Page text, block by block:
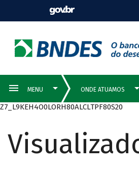
Z7_L9KEH4O0LORH80ALCLTPF80S20